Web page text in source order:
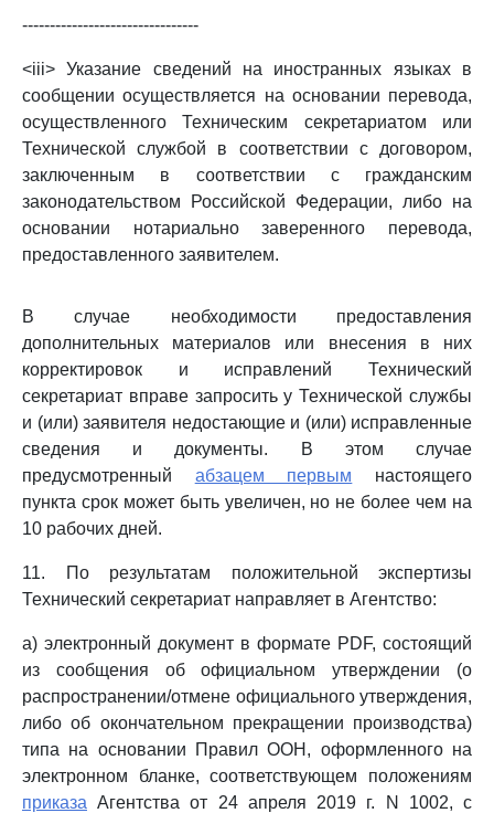
--------------------------------
<iii> Указание сведений на иностранных языках в
сообщении осуществляется на основании перевода,
осуществленного Техническим секретариатом или
Технической службой в соответствии с договором,
заключенным в соответствии с гражданским
законодательством Российской Федерации, либо на
основании нотариально заверенного перевода,
предоставленного заявителем.
В случае необходимости предоставления
дополнительных материалов или внесения в них
корректировок и исправлений Технический
секретариат вправе запросить у Технической службы
и (или) заявителя недостающие и (или) исправленные
сведения и документы. В этом случае
предусмотренный абзацем первым настоящего
пункта срок может быть увеличен, но не более чем на
10 рабочих дней.
11. По результатам положительной экспертизы
Технический секретариат направляет в Агентство:
а) электронный документ в формате PDF, состоящий
из сообщения об официальном утверждении (о
распространении/отмене официального утверждения,
либо об окончательном прекращении производства)
типа на основании Правил ООН, оформленного на
электронном бланке, соответствующем положениям
приказа Агентства от 24 апреля 2019 г. N 1002, с